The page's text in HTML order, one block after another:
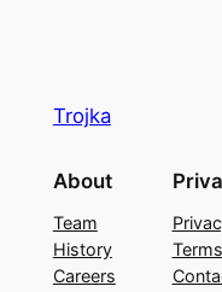
Trojka
About
Team
History
Careers